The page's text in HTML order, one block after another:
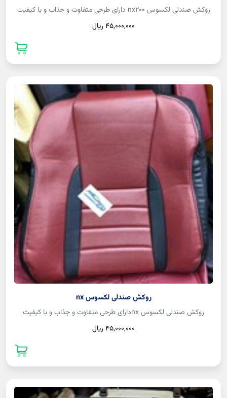
روکش صندلی لکسوس nx200 دارای طرحی متفاوت و جذاب و با کیفیت
45,000,000 ريال
روکش صندلی لکسوس nx
روکش صندلی لکسوس nxدارای طرحی متفاوت و جذاب و با کیفیت
45,000,000 ريال